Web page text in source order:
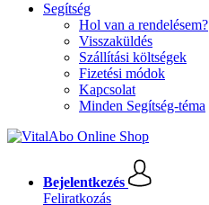
Segítség
Hol van a rendelésem?
Visszaküldés
Szállítási költségek
Fizetési módok
Kapcsolat
Minden Segítség-téma
Bejelentkezés
Feliratkozás